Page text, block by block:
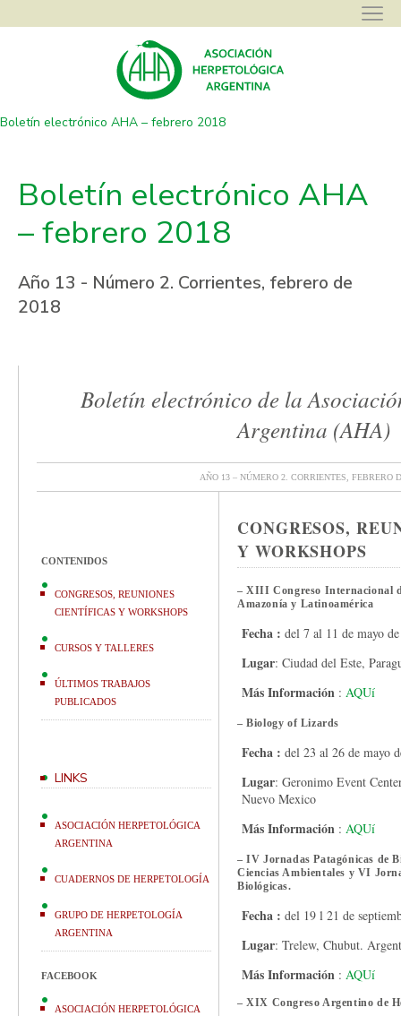
Asociación Herpetológica Argentina
Boletín electrónico AHA – febrero 2018
Boletín electrónico AHA
– febrero 2018
Año 13 - Número 2. Corrientes, febrero de
2018
Boletín electrónico de la
Argentina (AHA)
AÑO 13 – NÚMERO 2. CORRIENTES, FEBRERO
CONGRESOS,
Y WORKSHOPS
– XIII Congreso Internacional
Amazonía y Latinoamérica
Fecha : del 7 al 11 de mayo
Lugar: Ciudad del Este,
Más Información : AQUí
– Biology of Lizards
Fecha : del 23 al 26 de mayo
Lugar: Geronimo Event
Nuevo Mexico
Más Información : AQUí
– IV Jornadas Patagónicas de
Ciencias Ambientales y VI
Biológicas.
Fecha : del 19 l 21 de
Lugar: Trelew, Chubut.
Más Información : AQUí
– XIX Congreso Argentino de
CONTENIDOS
CONGRESOS, REUNIONES
CIENTÍFICAS Y WORKSHOPS
CURSOS Y TALLERES
ÚLTIMOS TRABAJOS
PUBLICADOS
LINKS
ASOCIACIÓN HERPETOLÓGICA
ARGENTINA
CUADERNOS DE HERPETOLOGÍA
GRUPO DE HERPETOLOGÍA
ARGENTINA
FACEBOOK
ASOCIACIÓN HERPETOLÓGICA